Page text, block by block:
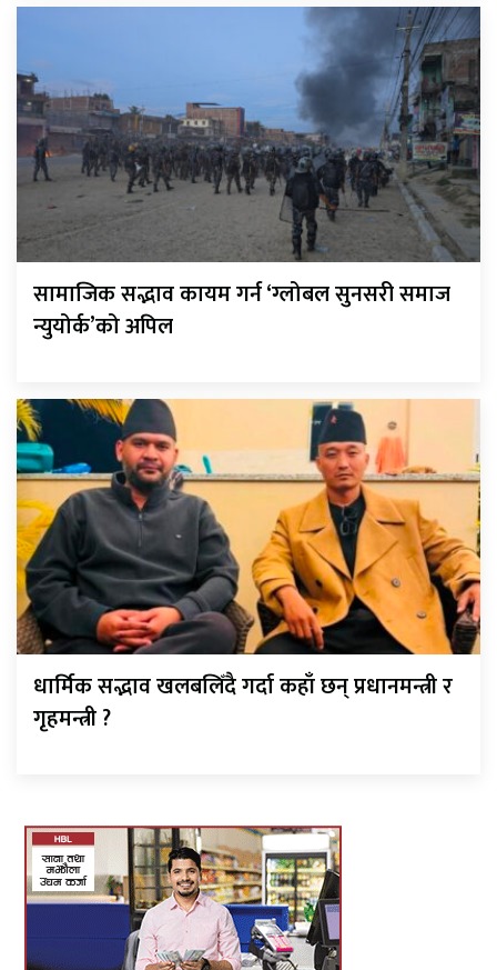
सामाजिक सद्भाव कायम गर्न ‘ग्लोबल सुनसरी समाज
न्युयोर्क’को अपिल
धार्मिक सद्भाव खलबलिँदै गर्दा कहाँ छन् प्रधानमन्त्री र
गृहमन्त्री ?